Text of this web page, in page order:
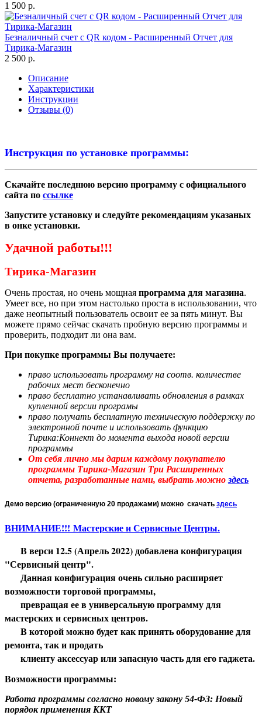
1 500 р.
Безналичный счет с QR кодом - Расширенный Отчет для
Тирика-Магазин
2 500 р.
Описание
Характеристики
Инструкции
Отзывы (0)
Инструкция по установке программы:
Скачайте последнюю версию программу с официального
сайта по ссылке
Запустите установку и следуйте рекомендациям указаных
в онке установки.
Удачной работы!!!
Тирика-Магазин
Очень простая, но очень мощная программа для магазина.
Умеет все, но при этом настолько проста в использовании, что
даже неопытный пользователь освоит ее за пять минут. Вы
можете прямо сейчас скачать пробную версию программы и
проверить, подходит ли она вам.
При покупке программы Вы получаете:
право использовать программу на соотв. количестве
рабочих мест бесконечно
право бесплатно устанавливать обновления в рамках
купленной версии програмы
право получать бесплатную техническую поддержку по
электронной почте и использовать функцию
Тирика:Коннект до момента выхода новой версии
программы
От себя лично мы дарим каждому покупателю
программы Тирика-Магазин Три Расширенных
отчета, разработанные нами, выбрать можно здесь
Демо версию (ограниченную 20 продажами) можно скачать здесь
ВНИМАНИЕ!!! Мастерские и Сервисные Центры.
В верси 12.5 (Апрель 2022) добавлена конфигурация
"Сервисный центр".
Данная конфигурация очень сильно расширяет
возможности торговой программы,
превращая ее в универсальную программу для
мастерских и сервисных центров.
В которой можно будет как принять оборудование для
ремонта, так и продать
клиенту аксессуар или запасную часть для его гаджета.
Возможности программы:
Работа программы согласно новому закону 54-ФЗ: Новый
порядок применения ККТ